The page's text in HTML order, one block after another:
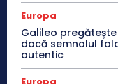
Europa
Galileo
dacă semnalul
autentic